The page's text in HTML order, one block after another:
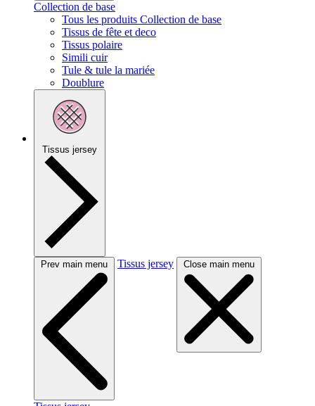
Collection de base
Tous les produits Collection de base
Tissus de fête et deco
Tissus polaire
Simili cuir
Tule & tule la mariée
Doublure
Tissus jersey
Prev main menu Tissus jersey Close main menu